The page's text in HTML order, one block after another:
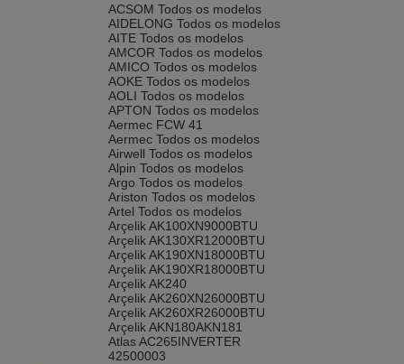
ACSOM Todos os modelos
AIDELONG Todos os modelos
AITE Todos os modelos
AMCOR Todos os modelos
AMICO Todos os modelos
AOKE Todos os modelos
AOLI Todos os modelos
APTON Todos os modelos
Aermec FCW 41
Aermec Todos os modelos
Airwell Todos os modelos
Alpin Todos os modelos
Argo Todos os modelos
Ariston Todos os modelos
Artel Todos os modelos
Arçelik AK100XN9000BTU
Arçelik AK130XR12000BTU
Arçelik AK190XN18000BTU
Arçelik AK190XR18000BTU
Arçelik AK240
Arçelik AK260XN26000BTU
Arçelik AK260XR26000BTU
Arçelik AKN180AKN181
Atlas AC265INVERTER
42500003